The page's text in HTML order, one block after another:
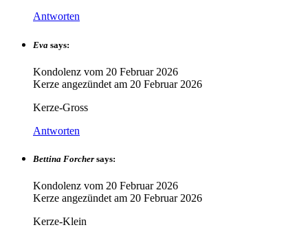
Antworten
Eva says:
Kondolenz vom 20 Februar 2026
Kerze angezündet am 20 Februar 2026
Kerze-Gross
Antworten
Bettina Forcher says:
Kondolenz vom 20 Februar 2026
Kerze angezündet am 20 Februar 2026
Kerze-Klein